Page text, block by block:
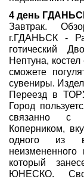
4 день
Завтрак.
г.ГДАНЬСК -
готический
Нептуна,
сможете
сувениры.
Переезд в
Город
связанно с
Коперником,
одного из
неизмененного
который
ЮНЕСКО.